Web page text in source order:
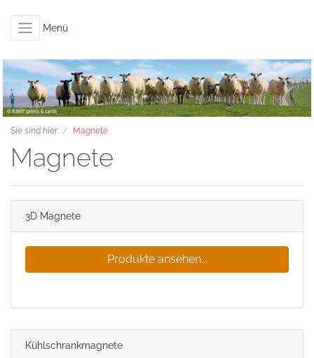
Menü
Sie sind hier: Magnete
Magnete
3D Magnete
Produkte ansehen...
Kühlschrankmagnete